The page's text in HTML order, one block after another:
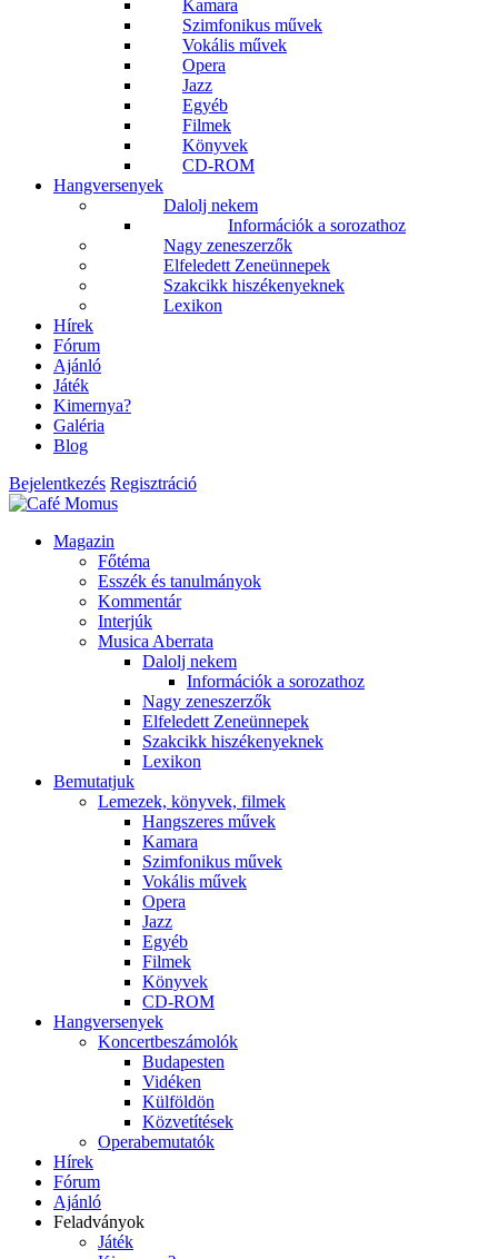
Kamara
Szimfonikus művek
Vokális művek
Opera
Jazz
Egyéb
Filmek
Könyvek
CD-ROM
Hangversenyek
Dalolj nekem
Információk a sorozathoz
Nagy zeneszerzők
Elfeledett Zeneünnepek
Szakcikk hiszékenyeknek
Lexikon
Hírek
Fórum
Ajánló
Játék
Kimernya?
Galéria
Blog
Bejelentkezés Regisztráció
Magazin
Főtéma
Esszék és tanulmányok
Kommentár
Interjúk
Musica Aberrata
Dalolj nekem
Információk a sorozathoz
Nagy zeneszerzők
Elfeledett Zeneünnepek
Szakcikk hiszékenyeknek
Lexikon
Bemutatjuk
Lemezek, könyvek, filmek
Hangszeres művek
Kamara
Szimfonikus művek
Vokális művek
Opera
Jazz
Egyéb
Filmek
Könyvek
CD-ROM
Hangversenyek
Koncertbeszámolók
Budapesten
Vidéken
Külföldön
Közvetítések
Operabemutatók
Hírek
Fórum
Ajánló
Feladványok
Játék